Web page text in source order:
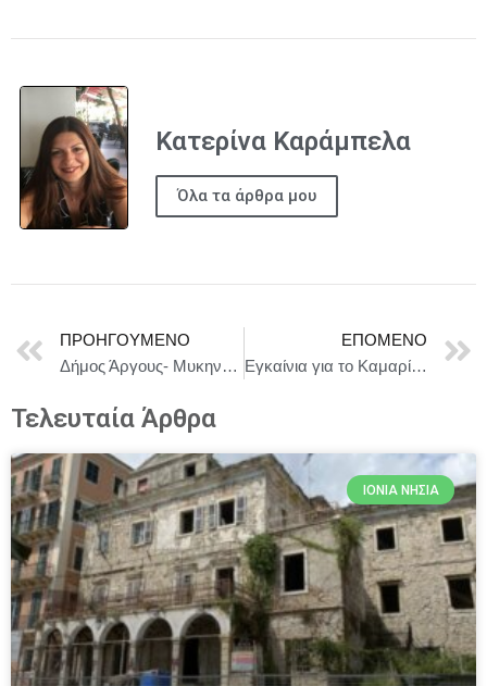
Κατερίνα Καράμπελα
Όλα τα άρθρα μου
ΠΡΟΗΓΟΎΜΕΝΟ
Δήμος Άργους- Μυκηνών : Οι αιτήσεις εγγραφών και επανεγγραφών για Βρεφικούς, Παιδικούς & Βρεφονηπιακούς Σταθμούς ξεκινούν
ΕΠΌΜΕΝΟ
Εγκαίνια για το Καμαρίνι της Αλίκης στο Δημοτικό Θέατρο Πειραιά
Τελευταία Άρθρα
ΙΌΝΙΑ ΝΗΣΙΆ